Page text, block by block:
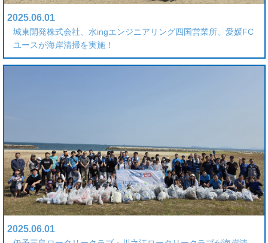
2025.06.01
城東開発株式会社、水ingエンジニアリング四国営業所、愛媛FC
ユースが海岸清掃を実施！
2025.06.01